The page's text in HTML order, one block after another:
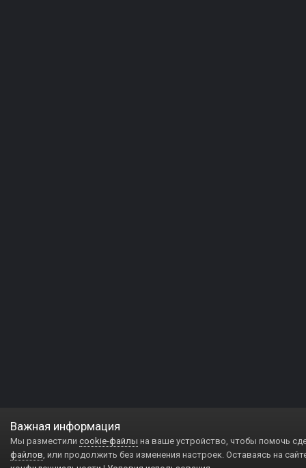
Важная информация
Мы разместили cookie-файлы на ваше устройство, чтобы помочь
файлов, или продолжить без изменения настроек. Оставаясь на